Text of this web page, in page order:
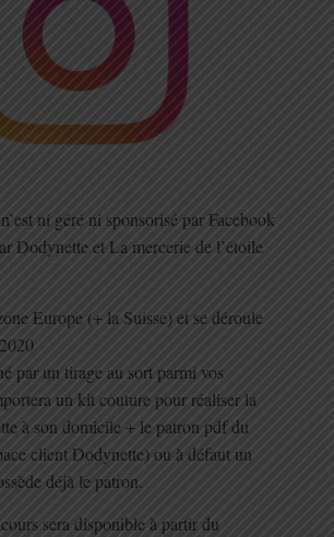
ni géré ni sponsorisé par Facebook
Dodynette et La mercerie de l’étoile
Europe (+ la Suisse) et se déroule
par un tirage au sort parmi vos
un kit couture pour réaliser la
à son domicile + le patron pdf du
client Dodynette) ou à défaut un
déjà le patron.
sera disponible à partir du